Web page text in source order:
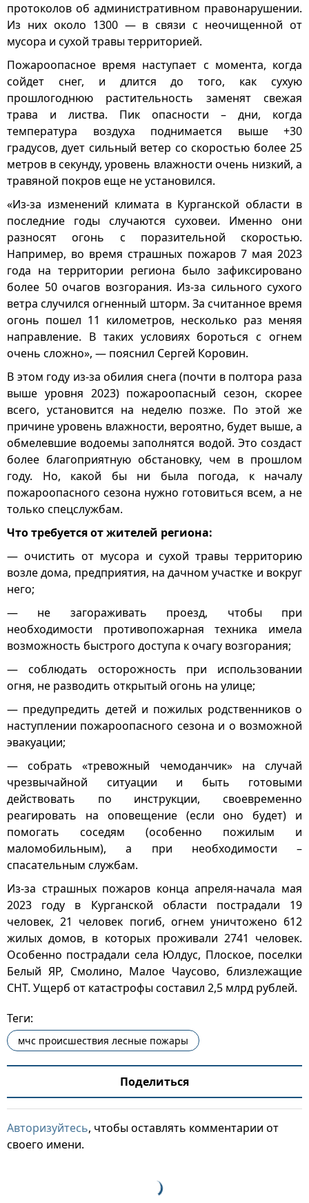
протоколов об административном правонарушении.
Из них около 1300 — в связи с неочищенной от
мусора и сухой травы территорией.
Пожароопасное время наступает с момента, когда
сойдет снег, и длится до того, как сухую
прошлогоднюю растительность заменят свежая
трава и листва. Пик опасности – дни, когда
температура воздуха поднимается выше +30
градусов, дует сильный ветер со скоростью более 25
метров в секунду, уровень влажности очень низкий, а
травяной покров еще не установился.
«Из-за изменений климата в Курганской области в
последние годы случаются суховеи. Именно они
разносят огонь с поразительной скоростью.
Например, во время страшных пожаров 7 мая 2023
года на территории региона было зафиксировано
более 50 очагов возгорания. Из-за сильного сухого
ветра случился огненный шторм. За считанное время
огонь пошел 11 километров, несколько раз меняя
направление. В таких условиях бороться с огнем
очень сложно», — пояснил Сергей Коровин.
В этом году из-за обилия снега (почти в полтора раза
выше уровня 2023) пожароопасный сезон, скорее
всего, установится на неделю позже. По этой же
причине уровень влажности, вероятно, будет выше, а
обмелевшие водоемы заполнятся водой. Это создаст
более благоприятную обстановку, чем в прошлом
году. Но, какой бы ни была погода, к началу
пожароопасного сезона нужно готовиться всем, а не
только спецслужбам.
Что требуется от жителей региона:
— очистить от мусора и сухой травы территорию
возле дома, предприятия, на дачном участке и вокруг
него;
— не загораживать проезд, чтобы при
необходимости противопожарная техника имела
возможность быстрого доступа к очагу возгорания;
— соблюдать осторожность при использовании
огня, не разводить открытый огонь на улице;
— предупредить детей и пожилых родственников о
наступлении пожароопасного сезона и о возможной
эвакуации;
— собрать «тревожный чемоданчик» на случай
чрезвычайной ситуации и быть готовыми
действовать по инструкции, своевременно
реагировать на оповещение (если оно будет) и
помогать соседям (особенно пожилым и
маломобильным), а при необходимости –
спасательным службам.
Из-за страшных пожаров конца апреля-начала мая
2023 году в Курганской области пострадали 19
человек, 21 человек погиб, огнем уничтожено 612
жилых домов, в которых проживали 2741 человек.
Особенно пострадали села Юлдус, Плоское, поселки
Белый ЯР, Смолино, Малое Чаусово, близлежащие
СНТ. Ущерб от катастрофы составил 2,5 млрд рублей.
Теги:
мчс происшествия лесные пожары
Поделиться
Авторизуйтесь, чтобы оставлять комментарии от
своего имени.